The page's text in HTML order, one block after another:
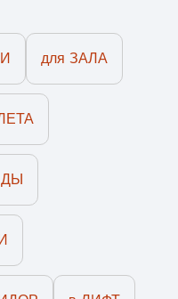
для ЗАЛА